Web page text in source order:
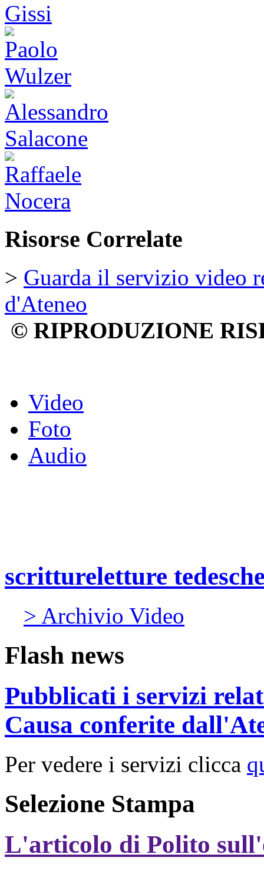
Risorse Correlate
> Guarda il servizio video
d'Ateneo
© RIPRODUZIONE
Video
Foto
Audio
scrittureletture
> Archivio Video
Flash news
Pubblicati i servizi
Causa conferite
Per vedere i servizi clicca
Selezione Stampa
L'articolo di Polito